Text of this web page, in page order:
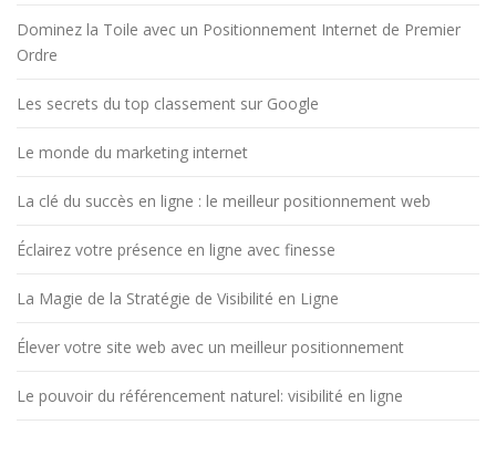
Dominez la Toile avec un Positionnement Internet de Premier
Ordre
Les secrets du top classement sur Google
Le monde du marketing internet
La clé du succès en ligne : le meilleur positionnement web
Éclairez votre présence en ligne avec finesse
La Magie de la Stratégie de Visibilité en Ligne
Élever votre site web avec un meilleur positionnement
Le pouvoir du référencement naturel: visibilité en ligne